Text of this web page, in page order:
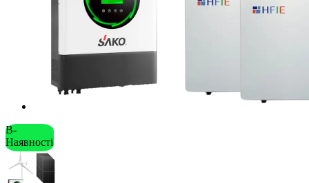
В-
Наявності